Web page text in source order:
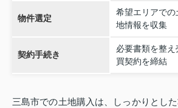
物件選定
希望エリアでの
地情報を収集
契約手続き
必要書類を整え
買契約を締結
三島市での土地購入は、しっかりとし